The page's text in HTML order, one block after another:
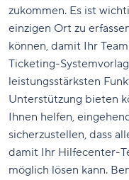
zukommen. Es ist
einzigen Ort zu
können, damit Ihr
Ticketing-
leistungsstärksten
Unterstützung bieten
Ihnen helfen,
sicherzustellen, dass
damit Ihr Hilfecenter-
möglich lösen kann.